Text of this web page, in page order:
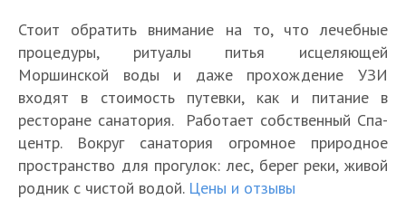
Стоит обратить внимание на то, что лечебные
процедуры, ритуалы питья исцеляющей
Моршинской воды и даже прохождение УЗИ
входят в стоимость путевки, как и питание в
ресторане санатория. Работает собственный Спа-
центр. Вокруг санатория огромное природное
пространство для прогулок: лес, берег реки, живой
родник с чистой водой. Цены и отзывы